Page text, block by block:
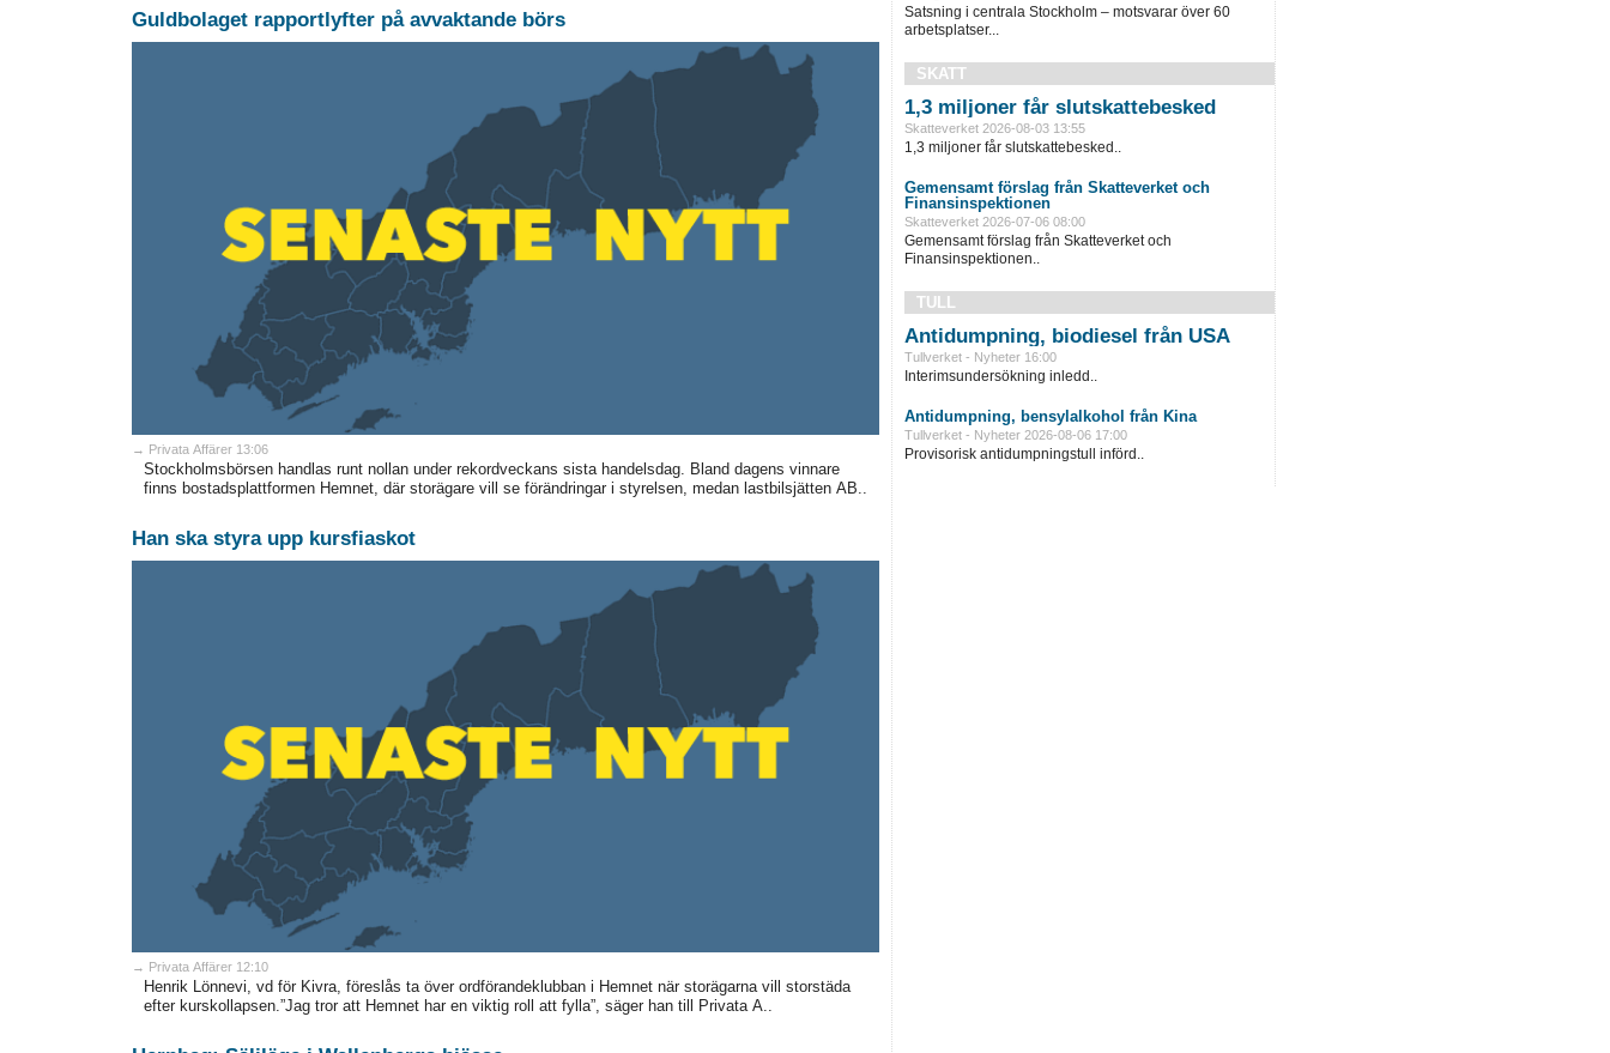
Guldbolaget rapportlyfter på avvaktande börs
→ Privata Affärer 13:06
Stockholmsbörsen handlas runt nollan under rekordveckans sista handelsdag. Bland dagens vinnare
finns bostadsplattformen Hemnet, där storägare vill se förändringar i styrelsen, medan lastbilsjätten AB..
Han ska styra upp kursfiaskot
→ Privata Affärer 12:10
Henrik Lönnevi, vd för Kivra, föreslås ta över ordförandeklubban i Hemnet när storägarna vill storstäda
efter kurskollapsen.”Jag tror att Hemnet har en viktig roll att fylla”, säger han till Privata A..
Satsning i centrala Stockholm – motsvarar över 60
arbetsplatser...
SKATT
1,3 miljoner får slutskattebesked
Skatteverket 2026-08-03 13:55
1,3 miljoner får slutskattebesked..
Gemensamt förslag från Skatteverket och
Finansinspektionen
Skatteverket 2026-07-06 08:00
Gemensamt förslag från Skatteverket och
Finansinspektionen..
TULL
Antidumpning, biodiesel från USA
Tullverket - Nyheter 16:00
Interimsundersökning inledd..
Antidumpning, bensylalkohol från Kina
Tullverket - Nyheter 2026-08-06 17:00
Provisorisk antidumpningstull införd..